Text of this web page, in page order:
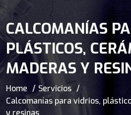
CALCOMANÍAS
PLÁSTICOS,
MADERAS Y
Home
Servicios
Calcomanías para vidrios,
y resinas